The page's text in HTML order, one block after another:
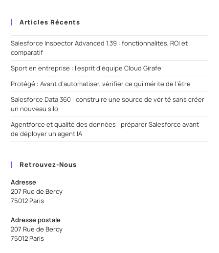
Articles Récents
Salesforce Inspector Advanced 1.39 : fonctionnalités, ROI et
comparatif
Sport en entreprise : l’esprit d’équipe Cloud Girafe
Protégé : Avant d’automatiser, vérifier ce qui mérite de l’être
Salesforce Data 360 : construire une source de vérité sans créer
un nouveau silo
Agentforce et qualité des données : préparer Salesforce avant
de déployer un agent IA
Retrouvez-Nous
Adresse
207 Rue de Bercy
75012 Paris
Adresse postale
207 Rue de Bercy
75012 Paris